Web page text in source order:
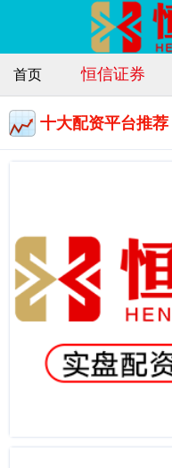
首页 恒信证券
十大配资平台推荐